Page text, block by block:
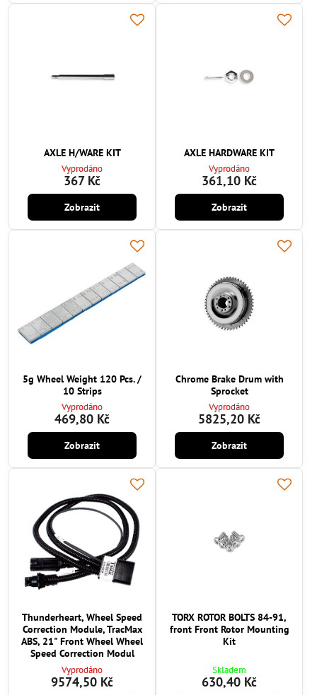
AXLE H/WARE KIT
Vyprodáno
367 Kč
Zobrazit
AXLE HARDWARE KIT
Vyprodáno
361,10 Kč
Zobrazit
5g Wheel Weight 120 Pcs. /
10 Strips
Vyprodáno
469,80 Kč
Zobrazit
Chrome Brake Drum with
Sprocket
Vyprodáno
5825,20 Kč
Zobrazit
Thunderheart, Wheel Speed
Correction Module, TracMax
ABS, 21" Front Wheel Wheel
Speed Correction Modul
Vyprodáno
9574,50 Kč
TORX ROTOR BOLTS 84-91,
front Front Rotor Mounting
Kit
Skladem
630,40 Kč